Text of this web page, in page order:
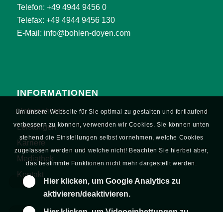
Telefon: +49 4944 9456 0
Telefax: +49 4944 9456 130
E-Mail: info@bohlen-doyen.com
INFORMATIONEN
Unternehmen
Leistungen
Karriere
Mediathek
Kontakt
Um unsere Webseite für Sie optimal zu gestalten und fortlaufend
verbessern zu können, verwenden wir Cookies. Sie können unten
stehend die Einstellungen selbst vornehmen, welche Cookies
zugelassen werden und welche nicht! Beachten Sie hierbei aber,
das bestimmte Funktionen nicht mehr dargestellt werden.
Hier klicken, um Google Analytics zu
aktivieren/deaktivieren.